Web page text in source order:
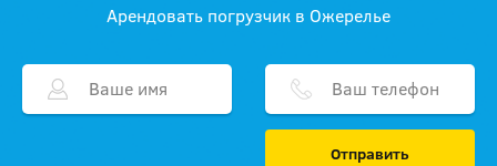
Арендовать погрузчик в Ожерелье
Отправить